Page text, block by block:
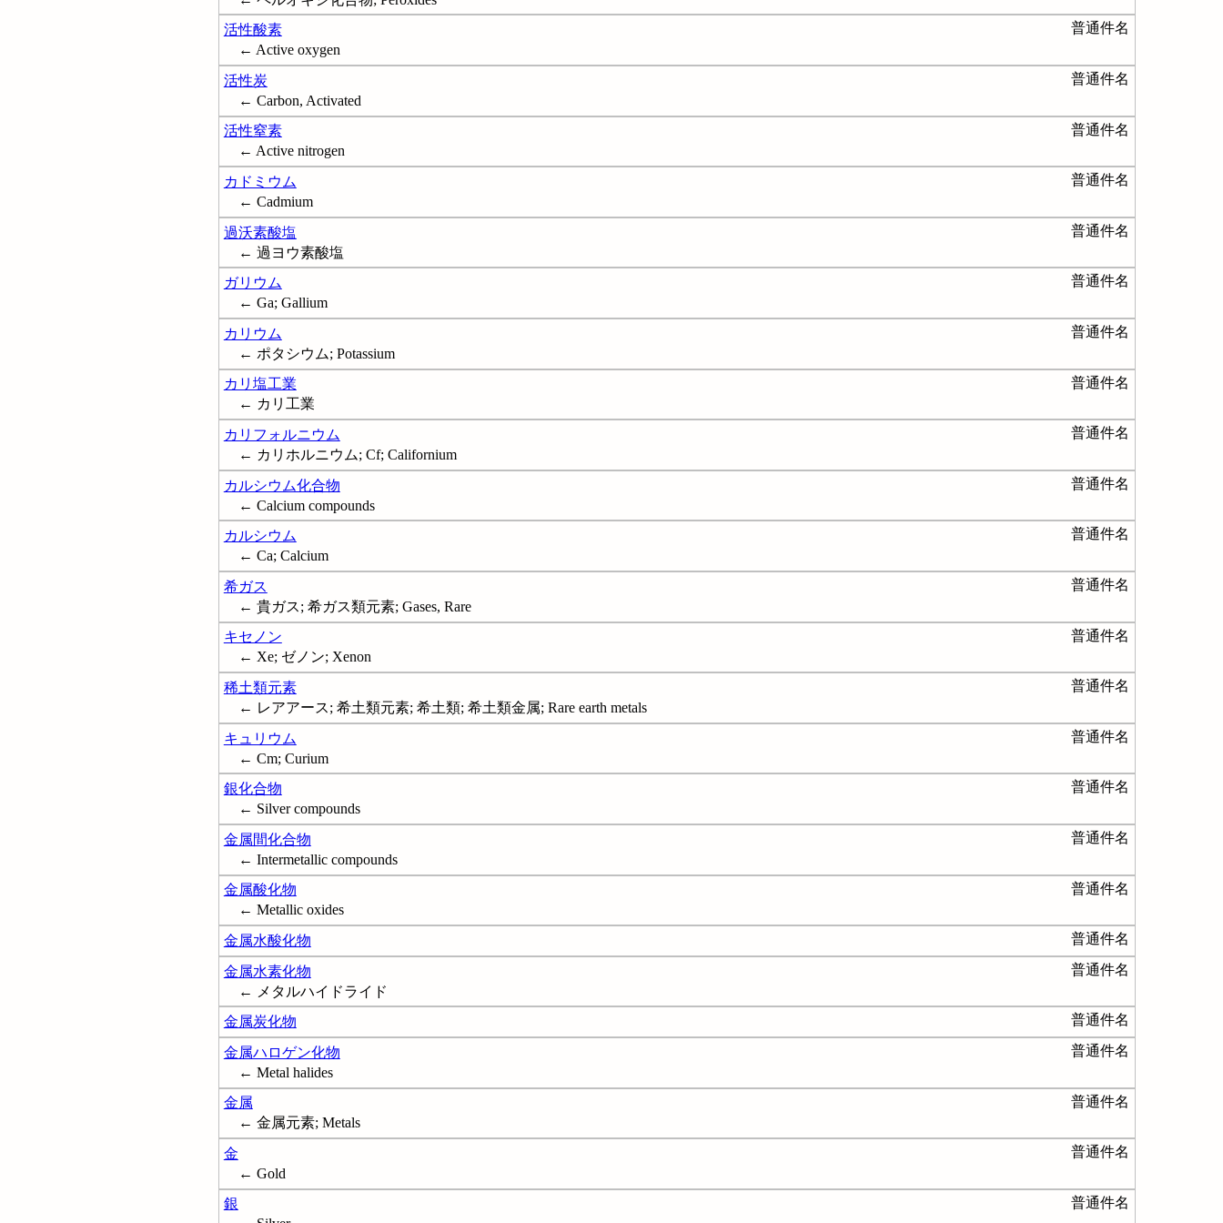
活性酸素
普通件名
← Active oxygen
活性炭
普通件名
← Carbon, Activated
活性窒素
普通件名
← Active nitrogen
カドミウム
普通件名
← Cadmium
過沃素酸塩
普通件名
← 過ヨウ素酸塩
ガリウム
普通件名
← Ga; Gallium
カリウム
普通件名
← ポタシウム; Potassium
カリ塩工業
普通件名
← カリ工業
カリフォルニウム
普通件名
← カリホルニウム; Cf; Californium
カルシウム化合物
普通件名
← Calcium compounds
カルシウム
普通件名
← Ca; Calcium
希ガス
普通件名
← 貴ガス; 希ガス類元素; Gases, Rare
キセノン
普通件名
← Xe; ゼノン; Xenon
稀土類元素
普通件名
← レアアース; 希土類元素; 希土類; 希土類金属; Rare earth metals
キュリウム
普通件名
← Cm; Curium
銀化合物
普通件名
← Silver compounds
金属間化合物
普通件名
← Intermetallic compounds
金属酸化物
普通件名
← Metallic oxides
金属水酸化物
普通件名
金属水素化物
普通件名
← メタルハイドライド
金属炭化物
普通件名
金属ハロゲン化物
普通件名
← Metal halides
金属
普通件名
← 金属元素; Metals
金
普通件名
← Gold
銀
普通件名